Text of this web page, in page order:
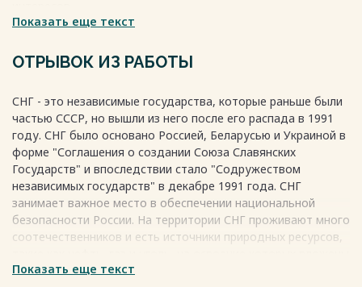
Содружество Независимых Государств (СНГ) - это
Она призвана регулировать отношения и сотрудничество
участниками СНГ.
СНГ занимает особое место в системе национальных
интересов России. Это обусловлено географическими,
экономическими, историческими и другими факторами. На
территориях этих государств сосредоточены жизненно
важные интересы России в различных сферах, таких как
оборона, безопасность, экология, экономика.
Все вышесказанное подтверждает актуальность темы
курсовой работы. СНГ является приоритетом России в
развитии и внешней политике.
Показать еще текст
ОТРЫВОК ИЗ РАБОТЫ
СНГ - это независимые государства, которые раньше были
частью СССР, но вышли из него после его распада в 1991
году. СНГ было основано Россией, Беларусью и Украиной в
форме "Соглашения о создании Союза Славянских
Государств" и впоследствии стало "Содружеством
независимых государств" в декабре 1991 года. СНГ
занимает важное место в обеспечении национальной
безопасности России. На территории СНГ проживают много
соотечественников и есть источники природных ресурсов,
силы и ресурсы СССР, а соответственно и России. Кроме
Показать еще текст